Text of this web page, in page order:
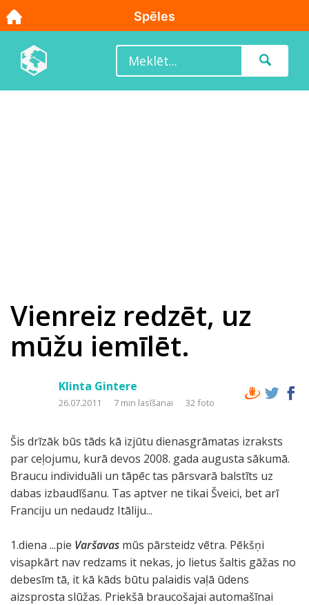
Vienreiz redzēt, uz
mūžu iemīlēt.
Klinta Gintere
26.07.2011 7 min lasīšanai 32 foto
Šis drīzāk būs tāds kā izjūtu dienasgrāmatas izraksts
par ceļojumu, kurā devos 2008. gada augusta sākumā.
Braucu individuāli un tāpēc tas pārsvarā balstīts uz
dabas izbaudīšanu. Tas aptver ne tikai Šveici, bet arī
Franciju un nedaudz Itāliju...
1.diena ...pie Varšavas mūs pārsteidz vētra. Pēkšņi
visapkārt nav redzams it nekas, jo lietus šaltis gāžas no
debesīm tā, it kā kāds būtu palaidis vaļā ūdens
aizsprosta slūžas. Priekšā braucošajai automašīnai